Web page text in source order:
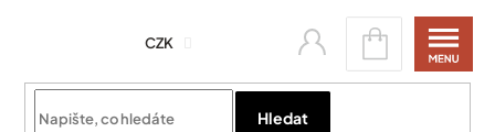
CZK
Hledat
Nákupní
košík